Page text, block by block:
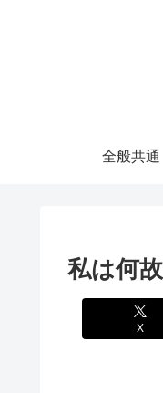
全般共通
私は何
X